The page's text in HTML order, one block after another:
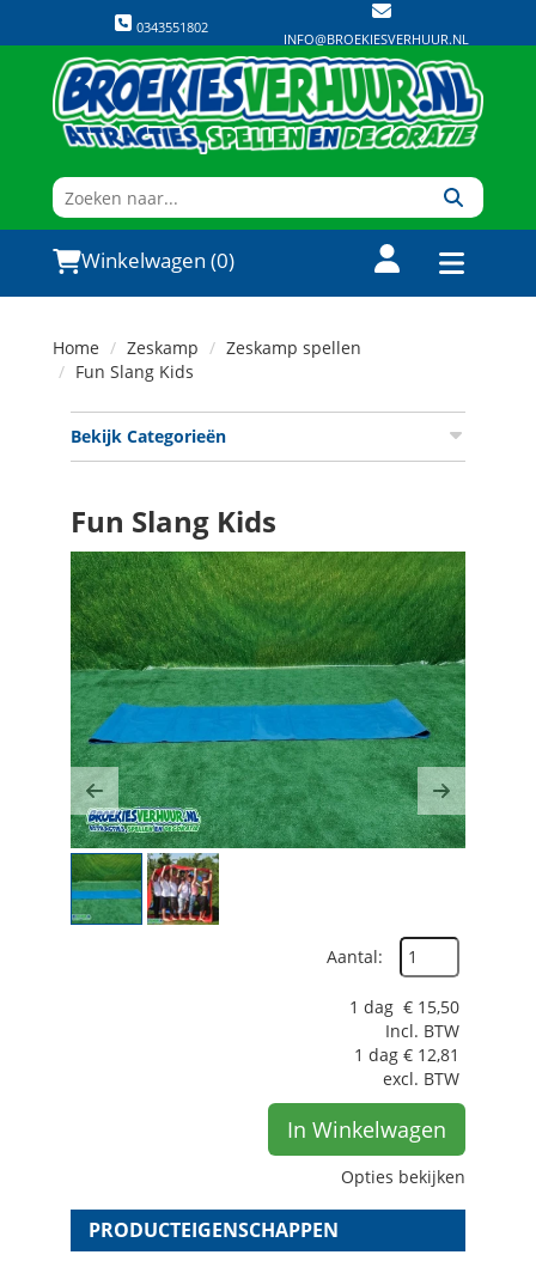
0343551802
INFO@BROEKIESVERHUUR.NL
Winkelwagen (0)
Home Zeskamp
Zeskamp spellen
Fun Slang Kids
Bekijk Categorieën
Fun Slang Kids
Previous Next
Aantal:
1 dag € 15,50
Incl. BTW
1 dag € 12,81
excl. BTW
In Winkelwagen
Opties bekijken
PRODUCTEIGENSCHAPPEN